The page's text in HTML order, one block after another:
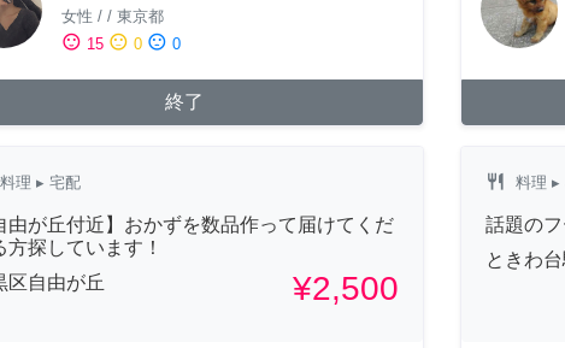
女性 / / 東京都
sentiment_satisfied 15 sentiment_neutral 0 sentiment_dissatisfied 0
終了
料理 ▸ 宅配
由が丘付近】おかずを数品作って届けてくだ
方探しています！
区自由が丘
¥2,500
restaurant 料理 ▸
話題の
ときわ